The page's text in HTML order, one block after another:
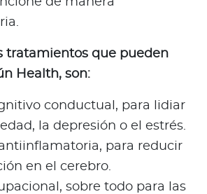
tratamientos que pueden
Health, son:
conductual, para lidiar
la depresión o el estrés.
para reducir
en el cerebro.
sobre todo para las